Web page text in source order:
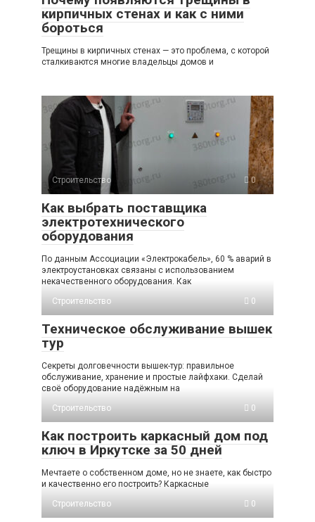
кирпичных стенах и как с ними
бороться
Трещины в кирпичных стенах — это проблема, с которой
сталкиваются многие владельцы домов и
Строительство 0
Как выбрать поставщика
электротехнического
оборудования
По данным Ассоциации «Электрокабель», 60 % аварий в
электроустановках связаны с использованием
некачественного оборудования. Как
Строительство
0
Техническое обслуживание вышек
тур
Секреты долговечности вышек-тур: правильное
обслуживание, хранение и простые лайфхаки. Сделай
своё оборудование надёжным на
Строительство
0
Как построить каркасный дом под
ключ в Иркутске за 50 дней
Мечтаете о собственном доме, но не знаете, как быстро
и качественно его построить? Каркасные
Строительство
0